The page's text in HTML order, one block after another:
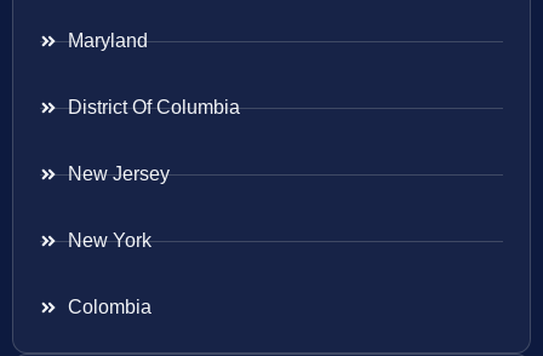
Maryland
District Of Columbia
New Jersey
New York
Colombia